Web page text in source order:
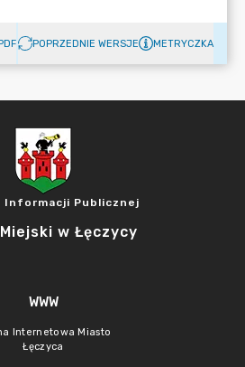
POPRZEDNIE WERSJE METRYCZKA
Informacji Publicznej
w Łęczycy
WWW
Internetowa Miasto
Łęczyca